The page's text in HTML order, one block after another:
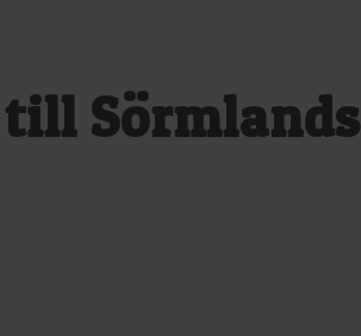
Sörmlands